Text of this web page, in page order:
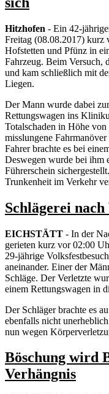
Hitzhofen - Ein 42-
Freitag (08.08.2017) kurz
Hofstetten und Pfünz in
Fahrzeug. Beim Versuch,
und kam schließlich mit
Liegen.
Der Mann wurde dabei
Rettungswagen ins
Totalschaden in Höhe
misslungene
Fahrer brachte es bei
Deswegen wurde bei ihm
Führerschein
Trunkenheit im Verkehr
Schlägerei nach
EICHSTÄTT - In der
gerieten kurz vor 02:00
29-jährige
aneinander. Einer der
Schläge. Der Verletzte
einem Rettungswagen in
Der Schläger brachte es
ebenfalls nicht
nun wegen
Böschung wird
Verhängnis